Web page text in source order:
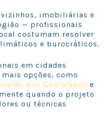
vizinhos, imobiliárias e
— profissionais
costumam resolver
e burocráticos.
em cidades
opções, como
dos Guararapes e
quando o projeto
ou técnicas